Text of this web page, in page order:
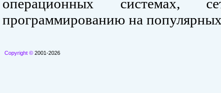
операционных системах,
программированию на
Copyright © 2001-2026